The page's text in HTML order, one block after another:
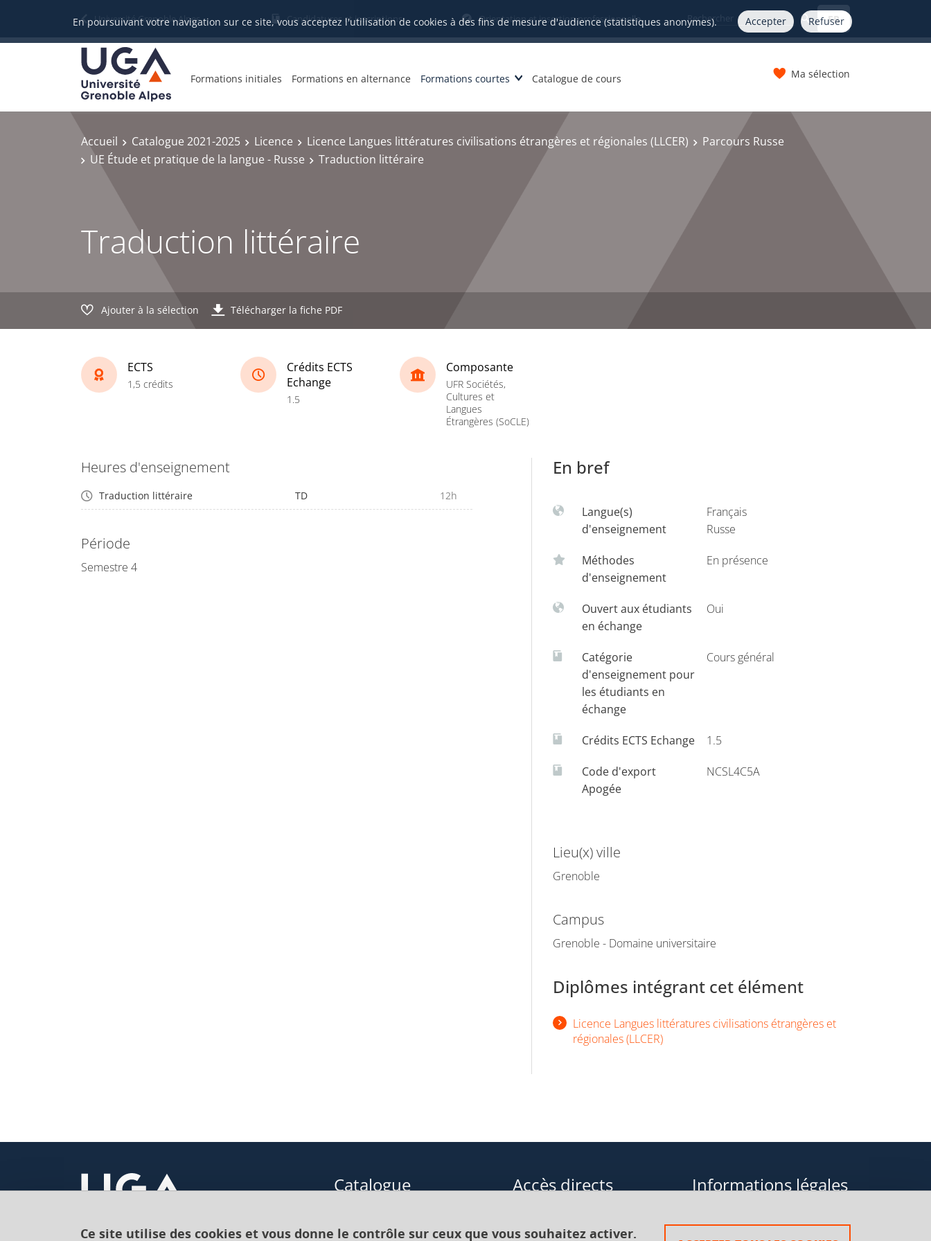
Ce site utilise des cookies et vous donne le contrôle sur ceux que vous souhaitez activer.
En poursuivant votre navigation sur ce site, vous acceptez l'utilisation de cookies à des fins de mesure d'audience (statistiques anonymes). Accepter Refuser
Université Grenoble Alpes Candidatures et inscriptions Orientation et insertion professionnelle FR
Formations initiales Formations en alternance Formations courtes Catalogue de cours Ma sélection
Accueil Catalogue 2021-2025 Licence Licence Langues littératures civilisations étrangères et régionales (LLCER)
Parcours Russe
UE Étude et pratique de la langue - Russe
Traduction littéraire
Traduction littéraire
Ajouter à la sélection Télécharger la fiche PDF
ECTS
1,5 crédits
Crédits ECTS
Echange
1.5
Composante
UFR Sociétés,
Cultures et
Langues
Étrangères (SoCLE)
Heures d'enseignement
Traduction littéraire TD 12h
Période
Semestre 4
En bref
Langue(s)
d'enseignement
Français
Russe
Méthodes
d'enseignement
En présence
Ouvert aux étudiants
en échange
Oui
Catégorie
d'enseignement pour
les étudiants en
échange
Cours général
Crédits ECTS Echange 1.5
Code d'export
Apogée
NCSL4C5A
Lieu(x) ville
Grenoble
Campus
Grenoble - Domaine universitaire
Diplômes intégrant cet élément
Licence Langues littératures civilisations étrangères et
régionales (LLCER)
Catalogue Accès directs Informations légales